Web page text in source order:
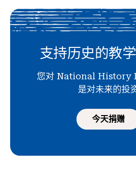
支持历史的教
您对 National History
是对未来的投
今天捐赠